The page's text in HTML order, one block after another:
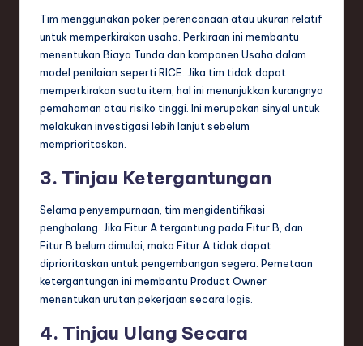
Tim menggunakan poker perencanaan atau ukuran relatif
untuk memperkirakan usaha. Perkiraan ini membantu
menentukan Biaya Tunda dan komponen Usaha dalam
model penilaian seperti RICE. Jika tim tidak dapat
memperkirakan suatu item, hal ini menunjukkan kurangnya
pemahaman atau risiko tinggi. Ini merupakan sinyal untuk
melakukan investigasi lebih lanjut sebelum
memprioritaskan.
3. Tinjau Ketergantungan
Selama penyempurnaan, tim mengidentifikasi
penghalang. Jika Fitur A tergantung pada Fitur B, dan
Fitur B belum dimulai, maka Fitur A tidak dapat
diprioritaskan untuk pengembangan segera. Pemetaan
ketergantungan ini membantu Product Owner
menentukan urutan pekerjaan secara logis.
4. Tinjau Ulang Secara